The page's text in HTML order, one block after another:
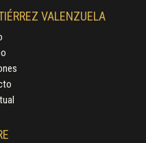
VALENZUELA